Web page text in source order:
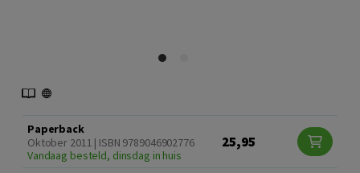
Paperback
Oktober 2011 | ISBN 9789046902776
Vandaag besteld, dinsdag in huis
25,95